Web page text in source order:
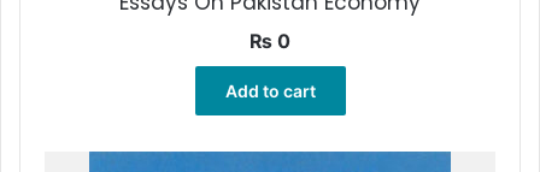
₨ 0
Add to cart